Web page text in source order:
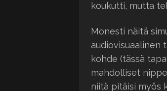
koukutti, mutta
Monesti näitä
audiovisuaalinen
kohde (tässä
mahdolliset
niitä pitäisi myös